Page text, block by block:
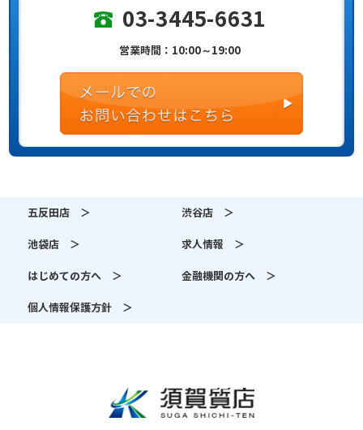
03-3445-6631
営業時間：10:00～19:00
五反田店 ＞ 渋谷店 ＞
池袋店 ＞ 求人情報 ＞
はじめての方へ ＞ 金融機関の方へ ＞
個人情報保護方針 ＞